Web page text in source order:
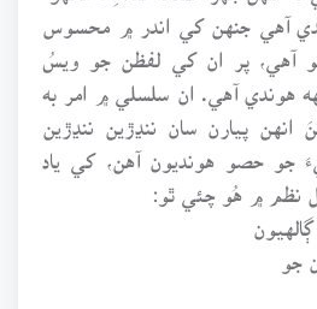
آهي جنهن کي اندر ۾ محسوس
آهي، پر ان کي لفظن جو ويسُ
هوندي آهي. ان سلسلي ۾ امر به
پيارن سان ننڍڙين ننڍڙين
جو حصو هونديون آهن، کي ياد
نظم ۾ هُو چئي ٿو:
جو